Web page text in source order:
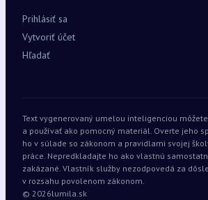
Prihlásiť sa
Vytvoriť účet
Hľadať
Text vygenerovaný umelou inteligenciou
a používať ako pomocný materiál. Overte jeho
ho v súlade so zákonom a pravidlami svojej
práce. Nepredkladajte ho ako vlastnú
zakázané. Vlastník služby nezodpovedá za
v rozsahu povolenom zákonom.
© 2026lumila.sk